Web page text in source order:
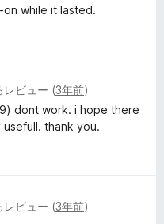
on while it lasted.
レビュー (3年前)
dont work. i hope there
thank you.
レビュー (3年前)